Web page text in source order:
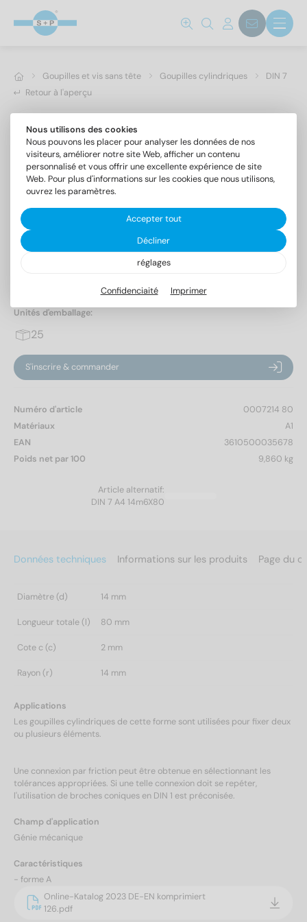
Goupilles et vis sans tête Goupilles cylindriques DIN 7
Retour à l'aperçu
DIN 7 1.4305 14m6X80
Goupilles cylindriques forme A, tolérance m6
Unités d'emballage:
25
S'inscrire & commander
Numéro d'article
0007214 80
Matériaux
A1
EAN
3610500035678
Poids net par 100
9,860 kg
Article alternatif:
DIN 7 A4 14m6X80
Données techniques Informations sur les produits Page du
Diamètre (d) 14 mm
Longueur totale (l) 80 mm
Cote c (c) 2 mm
Rayon (r) 14 mm
Applications
Les goupilles cylindriques de cette forme sont utilisées pour fixer deux
ou plusieurs éléments.
Une connexion par friction peut être obtenue en sélectionnant les
tolérances appropriées. Si une telle connexion doit se repéter,
l'utilisation de broches coniques en DIN 1 est préconisée.
Champ d'application
Génie mécanique
Caractéristiques
- forme A
Online-Katalog 2023 DE-EN komprimiert
126.pdf
Nous utilisons des cookies
Nous pouvons les placer pour analyser les données de nos
visiteurs, améliorer notre site Web, afficher un contenu
personnalisé et vous offrir une excellente expérience de site
Web. Pour plus d'informations sur les cookies que nous utilisons,
ouvrez les paramètres.
Accepter tout
Décliner
réglages
Confidenciaité Imprimer